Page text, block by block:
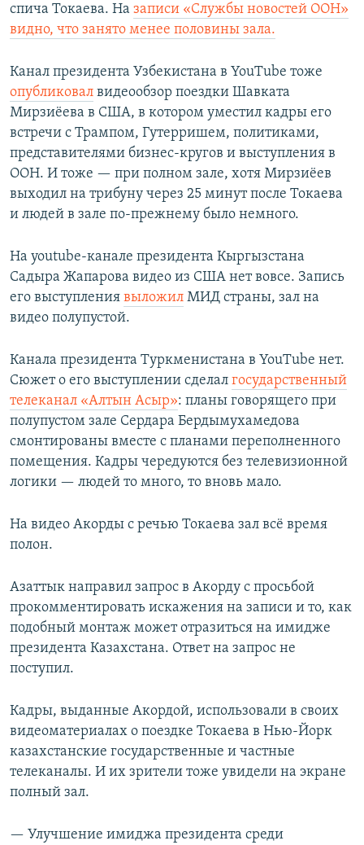
спича Токаева. На записи «Службы новостей ООН»
видно, что занято менее половины зала.
Канал президента Узбекистана в YouTube тоже
опубликовал видеообзор поездки Шавката
Мирзиёева в США, в котором уместил кадры его
встречи с Трампом, Гутерришем, политиками,
представителями бизнес-кругов и выступления в
ООН. И тоже — при полном зале, хотя Мирзиёев
выходил на трибуну через 25 минут после Токаева
и людей в зале по-прежнему было немного.
На youtube-канале президента Кыргызстана
Садыра Жапарова видео из США нет вовсе. Запись
его выступления выложил МИД страны, зал на
видео полупустой.
Канала президента Туркменистана в YouTube нет.
Сюжет о его выступлении сделал государственный
телеканал «Алтын Асыр»: планы говорящего при
полупустом зале Сердара Бердымухамедова
смонтированы вместе с планами переполненного
помещения. Кадры чередуются без телевизионной
логики — людей то много, то вновь мало.
На видео Акорды с речью Токаева зал всё время
полон.
Азаттык направил запрос в Акорду с просьбой
прокомментировать искажения на записи и то, как
подобный монтаж может отразиться на имидже
президента Казахстана. Ответ на запрос не
поступил.
Кадры, выданные Акордой, использовали в своих
видеоматериалах о поездке Токаева в Нью-Йорк
казахстанские государственные и частные
телеканалы. И их зрители тоже увидели на экране
полный зал.
— Улучшение имиджа президента среди